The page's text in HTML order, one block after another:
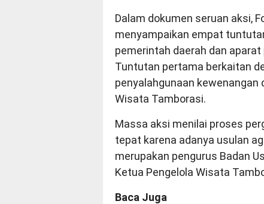
Dalam dokumen seruan aksi,
menyampaikan empat
pemerintah daerah dan aparat
Tuntutan pertama berkaitan
penyalahgunaan
Wisata Tamborasi.
Massa aksi menilai proses
tepat karena adanya usulan
merupakan pengurus Badan
Ketua Pengelola Wisata
Baca Juga